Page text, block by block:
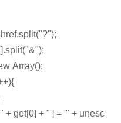
"?");
"&");
Array();
+ get[0] + "'] = '" + unesc